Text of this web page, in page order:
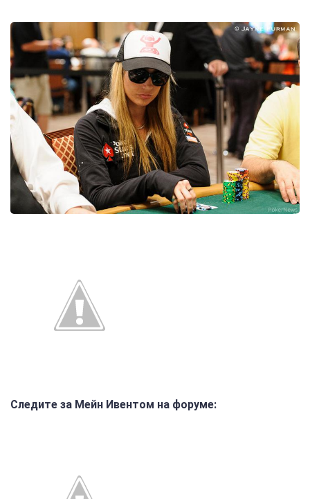
Следите за Мейн Ивентом на форуме: